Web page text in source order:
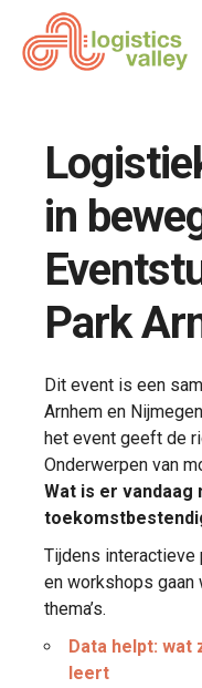
in
Park
Dit event is een
Arnhem en
het event geeft de
Onderwerpen van
Wat is er vandaag
Tijdens
en workshops gaan
thema’s.
Data helpt:
leert